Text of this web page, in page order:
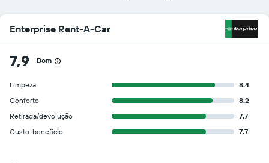
Enterprise Rent-A-Car
7,9 Bom
Limpeza
8.4
Conforto
8.2
Retirada/devolução
7.7
Custo-benefício
7.7